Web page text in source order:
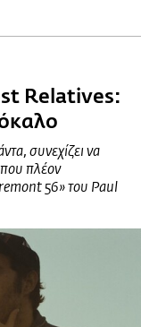
Relatives:
συνεχίζει να
πλέον
56» του Paul